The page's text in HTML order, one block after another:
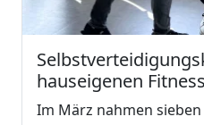
hauseigenen
Im März nahmen